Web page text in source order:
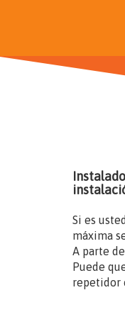
Si es
máxima
A parte
Puede
repetidor